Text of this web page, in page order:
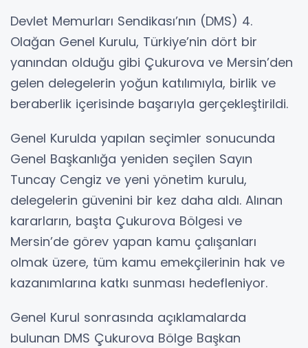
Devlet Memurları Sendikası’nın (DMS) 4.
Olağan Genel Kurulu, Türkiye’nin dört bir
yanından olduğu gibi Çukurova ve Mersin’den
gelen delegelerin yoğun katılımıyla, birlik ve
beraberlik içerisinde başarıyla gerçekleştirildi.
Genel Kurulda yapılan seçimler sonucunda
Genel Başkanlığa yeniden seçilen Sayın
Tuncay Cengiz ve yeni yönetim kurulu,
delegelerin güvenini bir kez daha aldı. Alınan
kararların, başta Çukurova Bölgesi ve
Mersin’de görev yapan kamu çalışanları
olmak üzere, tüm kamu emekçilerinin hak ve
kazanımlarına katkı sunması hedefleniyor.
Genel Kurul sonrasında açıklamalarda
bulunan DMS Çukurova Bölge Başkan